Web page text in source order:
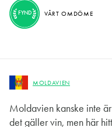
MOLDAVIEN
Moldavien kanske inte
det gäller vin, men här
FYND VÅRT OMDÖME